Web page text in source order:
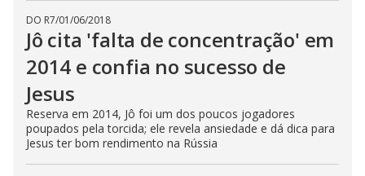
DO R7/01/06/2018
Jô cita 'falta de concentração' em
2014 e confia no sucesso de
Jesus
Reserva em 2014, Jô foi um dos poucos jogadores
poupados pela torcida; ele revela ansiedade e dá dica para
Jesus ter bom rendimento na Rússia